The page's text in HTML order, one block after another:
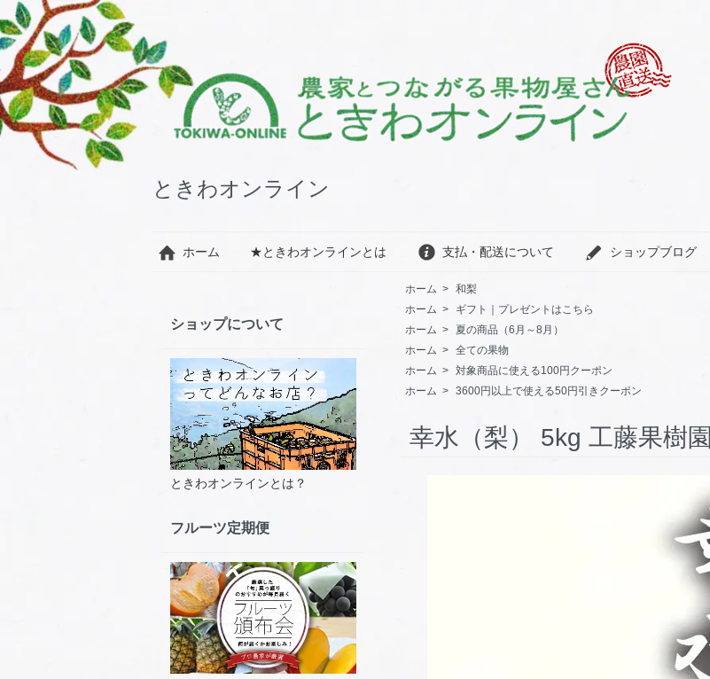
ときわオンライン
ホーム ★ときわオンラインとは 支払・配送について ショップブログ
ホーム > 和梨
ホーム >
ギフト｜プレゼントはこちら
ホーム >
夏の商品（6月～8月）
ホーム > 全ての果物
ホーム > 対象商品に使える100円クーポン
ホーム > 3600円以上で使える50円引きクーポン
幸水（梨） 5kg 工藤果樹園
ショップについて
ときわオンラインとは？
フルーツ定期便